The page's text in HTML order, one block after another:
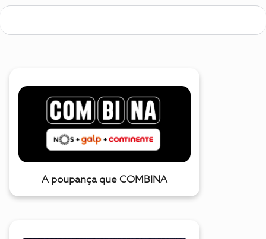
A poupança que COMBINA